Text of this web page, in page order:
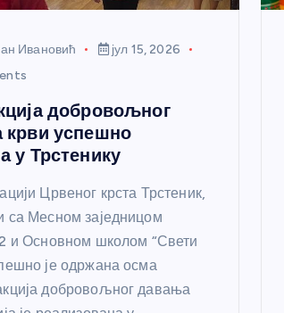
Ивановић
јул 15, 2026
добровољног
крви успешно
у Трстенику
Црвеног крста Трстеник,
са Месном заједницом
и Основном школом “Свети
је одржана осма
добровољног давања